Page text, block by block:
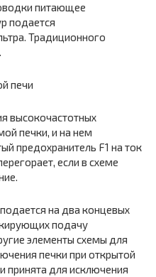
питающее
подается
Традиционного
высокочастотных
печки, и на нем
предохранитель F1 на ток
если в схеме
на два концевых
подачу
элементы схемы для
печки при открытой
принята для исключения